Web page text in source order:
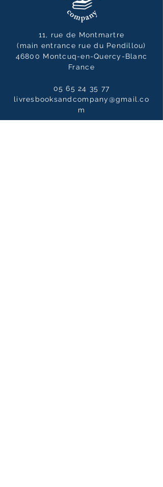
11, rue de Montmartre
(main entrance rue du Pendillou)
46800 Montcuq-en-Quercy-Blanc
France
05 65 24 35 77
livresbooksandcompany@gmail.co
m